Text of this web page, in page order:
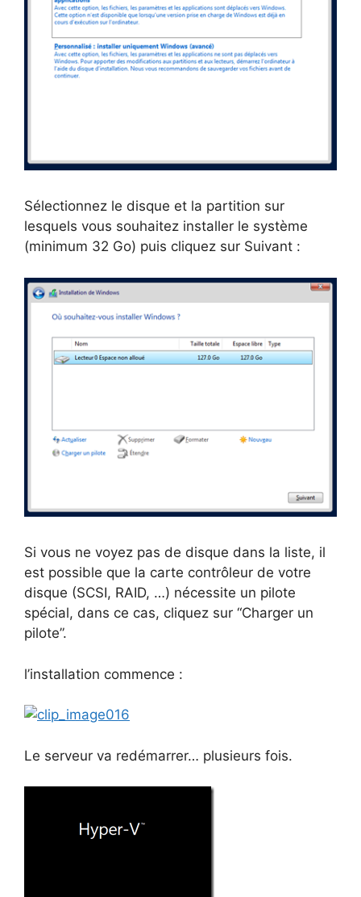
Sélectionnez le disque et la partition sur
lesquels vous souhaitez installer le système
(minimum 32 Go) puis cliquez sur Suivant :
Si vous ne voyez pas de disque dans la liste, il
est possible que la carte contrôleur de votre
disque (SCSI, RAID, …) nécessite un pilote
spécial, dans ce cas, cliquez sur “Charger un
pilote”.
l’installation commence :
Le serveur va redémarrer… plusieurs fois.